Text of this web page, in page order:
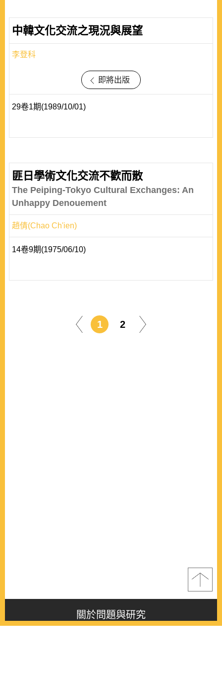
中韓文化交流之現況與展望
李登科
即將出版
29卷1期(1989/10/01)
匪日學術文化交流不歡而散
The Peiping-Tokyo Cultural Exchanges: An
Unhappy Denouement
趙倩(Chao Ch'ien)
14卷9期(1975/06/10)
1 2
關於問題與研究
About this journal